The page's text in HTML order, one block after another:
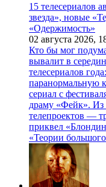
15 телесериалов
звезда», новые
«Одержимость»
02 августа 2026,
Кто бы мог
вывалит в
телесериалов
паранормальную
сериал с
драму «Фейк».
телепроектов —
приквел
«Теории